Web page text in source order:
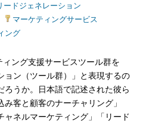
ードジェネレーション
マーケティングサービス
ング
ング支援サービスツール群を
ョン（ツール群）」と表現するの
ろうか。日本語で記述された彼ら
客と顧客のナーチャリング」
ャネルマーケティング」「リード